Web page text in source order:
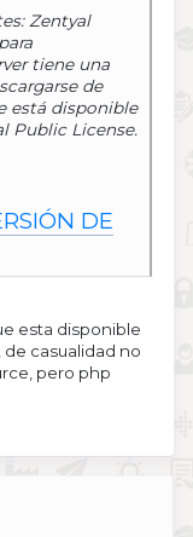
Zentyal
tiene una
de
está disponible
Public License.
DE
esta disponible
casualidad no
pero php